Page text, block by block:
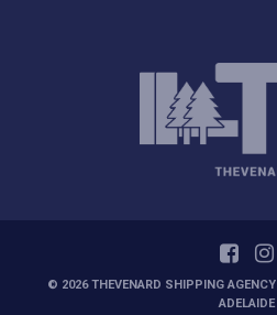
© 2026 THEVENARD SHIPPING AGENCY
ADELAIDE